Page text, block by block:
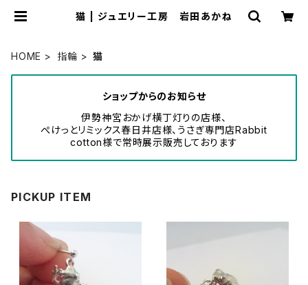
猫 | ジュエリー工房 岩田あかね
HOME 指輪 猫
ショップからのお知らせ
伊勢神宮おかげ横丁灯りの店様、
ぺけっとリミックス春日井店様、うさぎ専門店Rabbit
cotton様で常時展示販売しております
PICKUP ITEM